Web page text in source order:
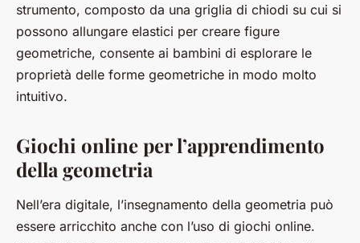
strumento, composto da una griglia di chiodi su cui si
possono allungare elastici per creare figure
geometriche, consente ai bambini di esplorare le
proprietà delle forme geometriche in modo molto
intuitivo.
Giochi online per l’apprendimento
della geometria
Nell’era digitale, l’insegnamento della geometria può
essere arricchito anche con l’uso di giochi online.